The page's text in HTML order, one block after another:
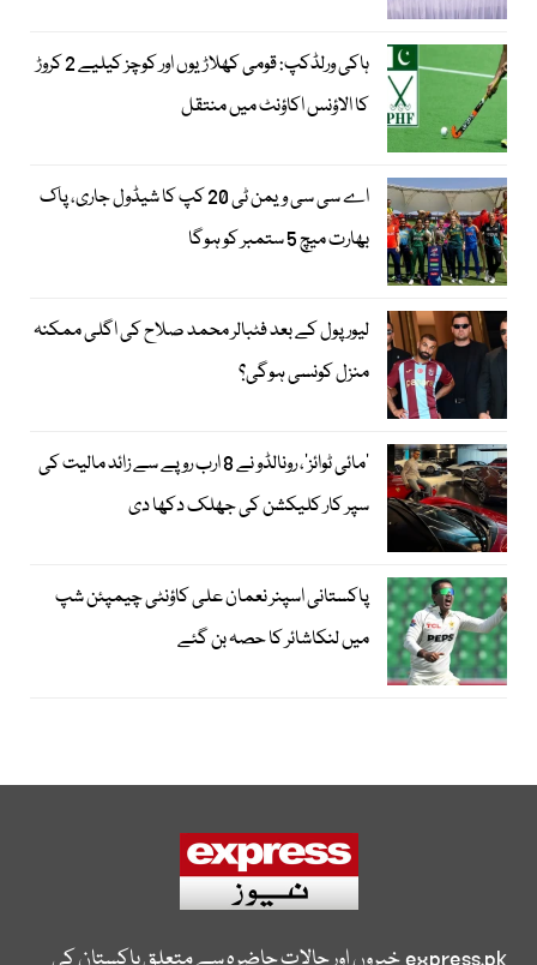
ہاکی ورلڈکپ: قومی کھلاڑیوں اور کوچز کیلیے 2 کروڑ
کا الاؤنس اکاؤنٹ میں منتقل
اے سی سی ویمن ٹی 20 کپ کا شیڈول جاری، پاک
بھارت میچ 5 ستمبر کو ہوگا
لیور پول کے بعد فٹبالر محمد صلاح کی اگلی ممکنہ
منزل کونسی ہوگی؟
’مائی ٹوائز‘، رونالڈو نے 8 ارب روپے سے زائد مالیت کی
سپر کار کلیکشن کی جھلک دکھا دی
پاکستانی اسپنر نعمان علی کاؤنٹی چیمپئن شپ
میں لنکاشائر کا حصہ بن گئے